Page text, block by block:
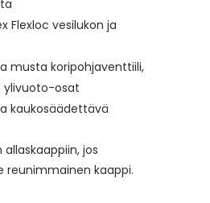
Flexloc vesilukon ja
musta koripohjaventtiili,
osat
kaukosäädettävä
jos
reunimmainen kaappi.